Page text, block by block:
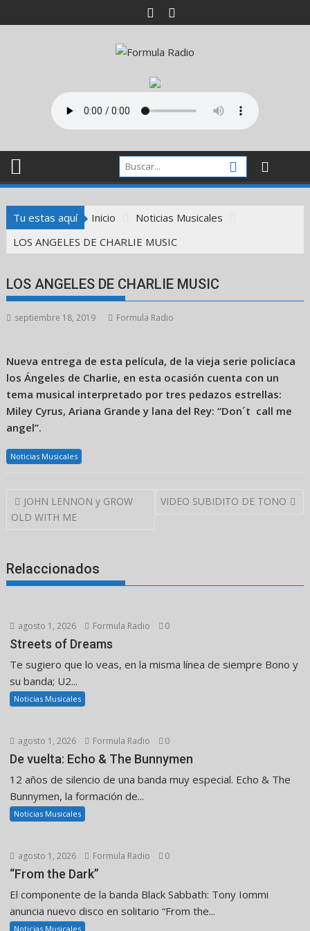
al
Tu estas aquí Inicio
Noticias Musicales
LOS ANGELES DE CHARLIE MUSIC
LOS ANGELES DE CHARLIE MUSIC
septiembre 18, 2019 Formula Radio
Nueva entrega de esta película, de la vieja serie policíaca
los Ángeles de Charlie, en esta ocasión cuenta con un
tema musical interpretado por tres pedazos estrellas:
Miley Cyrus, Ariana Grande y lana del Rey: “Don´t call me
angel”.
Noticias Musicales
Navegación
de
JOHN LENNON y GROW
OLD WITH ME
VIDEO SUBIDITO DE TONO
Relaccionados
agosto 1, 2026 Formula Radio 0
Streets of Dreams
Te sugiero que lo veas, en la misma línea de siempre Bono y
su banda; U2...
Noticias Musicales
agosto 1, 2026 Formula Radio 0
De vuelta: Echo & The Bunnymen
12 años de silencio de una banda muy especial. Echo & The
Bunnymen, la formación de...
Noticias Musicales
agosto 1, 2026 Formula Radio 0
“From the Dark”
El componente de la banda Black Sabbath: Tony Iommi
anuncia nuevo disco en solitario “From the...
Noticias Musicales